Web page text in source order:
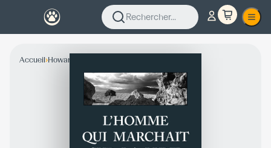
Rechercher...
Accueil›Howard McCord